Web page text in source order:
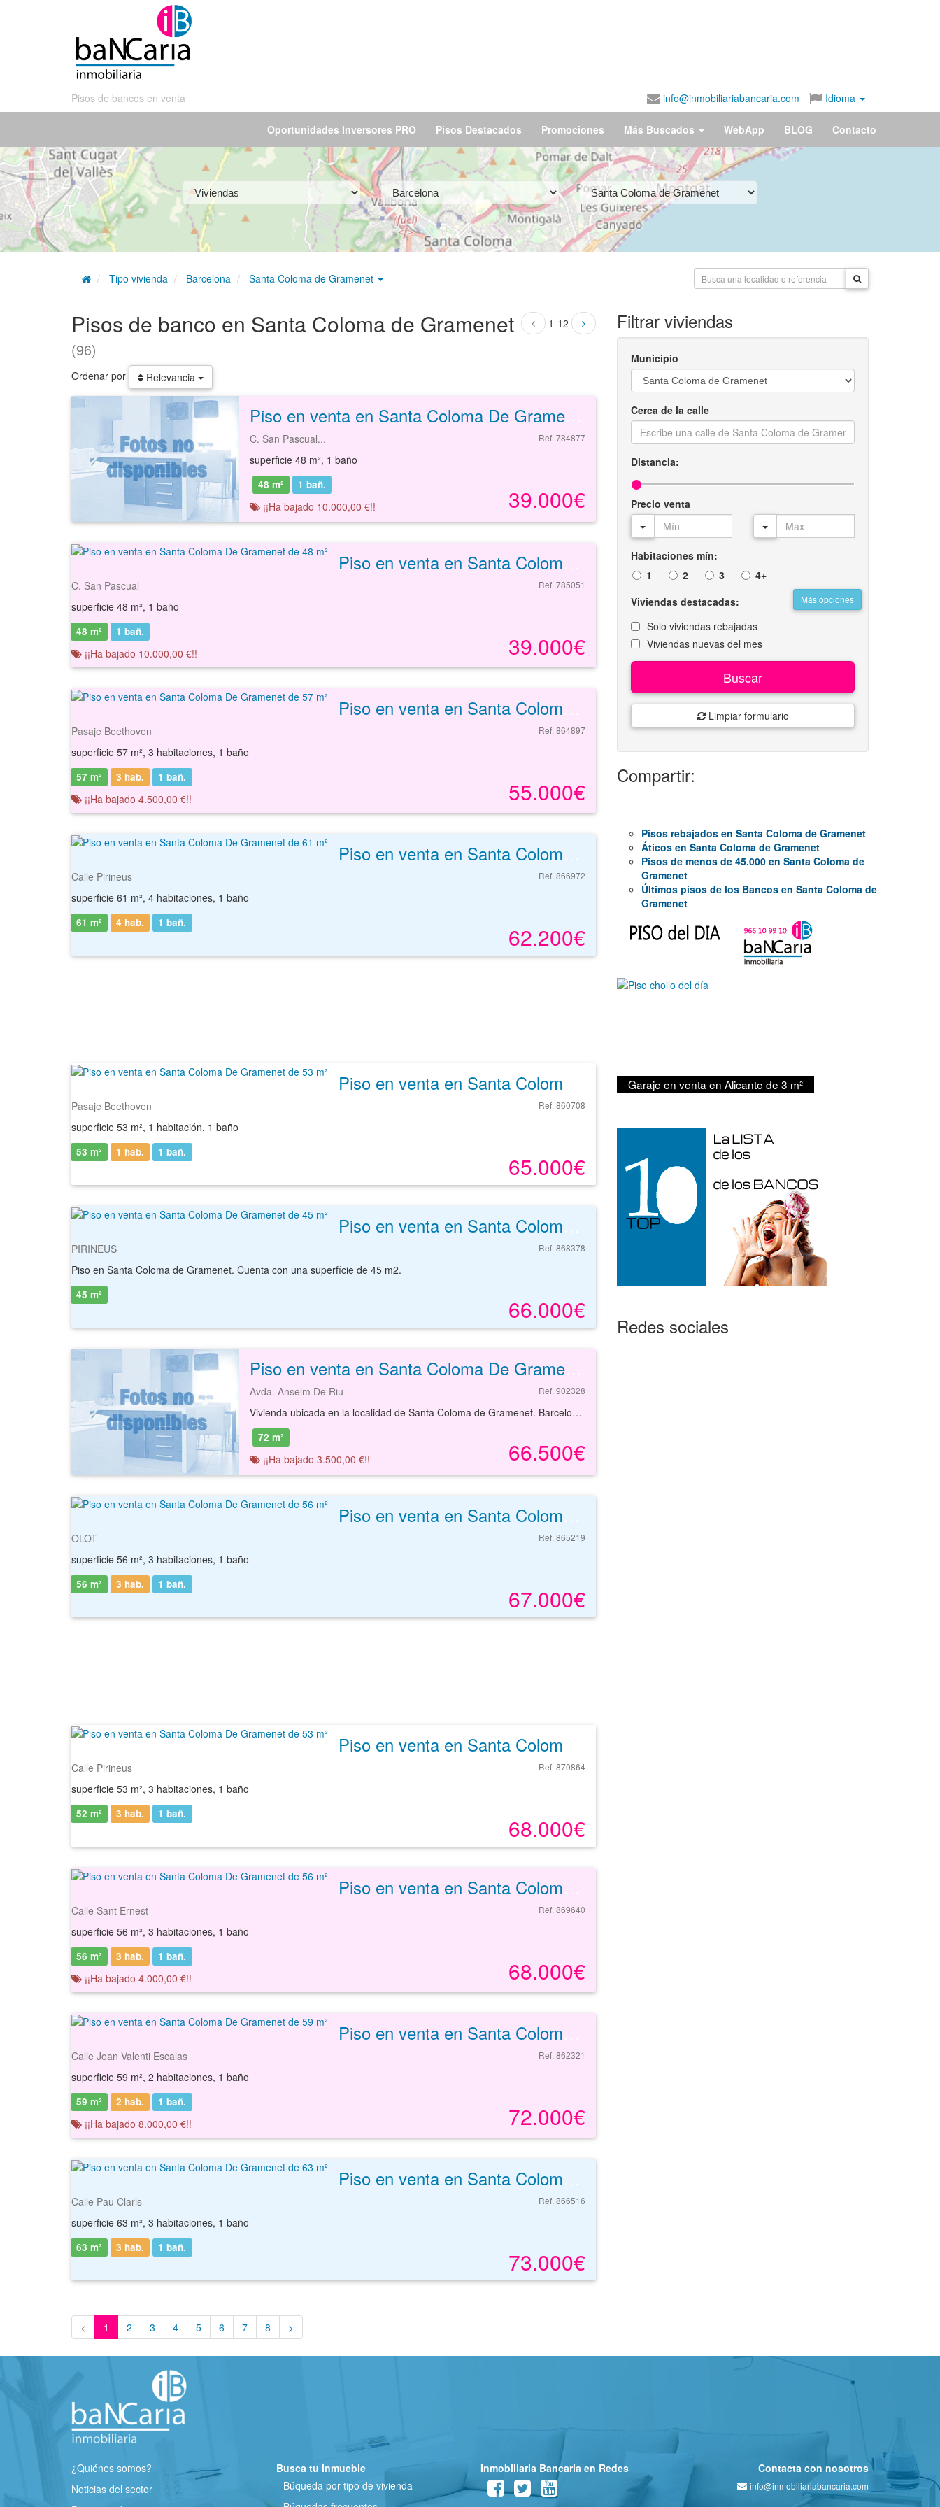
Pisos de bancos en venta info@inmobiliariabancaria.com Idioma
Oportunidades Inversores PRO Pisos Destacados Promociones Más Buscados WebApp BLOG Contacto
Tipo vivienda Barcelona Santa Coloma de Gramenet
1-12
Pisos de banco en Santa Coloma de Gramenet
(96)
Ordenar por Relevancia
C. San Pascual... Ref. 784877
superficie 48 m², 1 baño
39.000€
48 m² 1 bañ.
¡¡Ha bajado 10.000,00 €!!
C. San Pascual Ref. 785051
superficie 48 m², 1 baño
39.000€
48 m² 1 bañ.
¡¡Ha bajado 10.000,00 €!!
Pasaje Beethoven Ref. 864897
superficie 57 m², 3 habitaciones, 1 baño
55.000€
57 m² 3 hab. 1 bañ.
¡¡Ha bajado 4.500,00 €!!
Calle Pirineus Ref. 866972
superficie 61 m², 4 habitaciones, 1 baño
62.200€
61 m² 4 hab. 1 bañ.
Pasaje Beethoven Ref. 860708
superficie 53 m², 1 habitación, 1 baño
65.000€
53 m² 1 hab. 1 bañ.
PIRINEUS Ref. 868378
Piso en Santa Coloma de Gramenet. Cuenta con una superfície de 45 m2.
66.000€
45 m²
Avda. Anselm De Riu Ref. 902328
Vivienda ubicada en la localidad de Santa Coloma de Gramenet. Barcelona .Piso exterior de 67 m2 perfectamente distribuido en diferentes estancias y servicios.Municipio que dispone de todos los servicios básicos a su alcance, con oferta comercial (superficies de grandes dimensiones y tiendas de barrio necesarias) y educativa, variedad de servicios de restauración y zonas verdes valoradas en las que poder realizar actividades al aire libre.Vivienda para quienes quieran vivir en una zona tranquila muy bien comunicada como para aquellos que busquen invertir para arrendamiento con una muy buena rentabilidad.Todo ello, además, con excelentes comunicaciones por transporte público (autobús) y carretera.Solicite más información sin ningún tipo de compromiso.
66.500€
72 m²
¡¡Ha bajado 3.500,00 €!!
OLOT Ref. 865219
superficie 56 m², 3 habitaciones, 1 baño
67.000€
56 m² 3 hab. 1 bañ.
Calle Pirineus Ref. 870864
superficie 53 m², 3 habitaciones, 1 baño
68.000€
52 m² 3 hab. 1 bañ.
Calle Sant Ernest Ref. 869640
superficie 56 m², 3 habitaciones, 1 baño
68.000€
56 m² 3 hab. 1 bañ.
¡¡Ha bajado 4.000,00 €!!
Calle Joan Valenti Escalas Ref. 862321
superficie 59 m², 2 habitaciones, 1 baño
72.000€
59 m² 2 hab. 1 bañ.
¡¡Ha bajado 8.000,00 €!!
Calle Pau Claris Ref. 866516
superficie 63 m², 3 habitaciones, 1 baño
73.000€
63 m² 3 hab. 1 bañ.
< 1 2 3 4 5 6 7 8 >
Filtrar viviendas
Municipio
Cerca de la calle
Distancia:
Precio venta
Habitaciones mín:
1
2 3 4+
Más opciones
Viviendas destacadas:
Solo viviendas rebajadas
Viviendas nuevas del mes
Buscar
Limpiar formulario
Compartir:
Pisos rebajados en Santa Coloma de Gramenet
Áticos en Santa Coloma de Gramenet
Pisos de menos de 45.000 en Santa Coloma de
Gramenet
Últimos pisos de los Bancos en Santa Coloma de
Gramenet
Garaje en venta en Alicante de 3 m²
Redes sociales
¿Quiénes somos?
Noticias del sector
Busca tu inmueble
Búqueda por tipo de vivienda
Inmobiliaria Bancaria en Redes Contacta con nosotros
info@inmobiliariabancaria.com